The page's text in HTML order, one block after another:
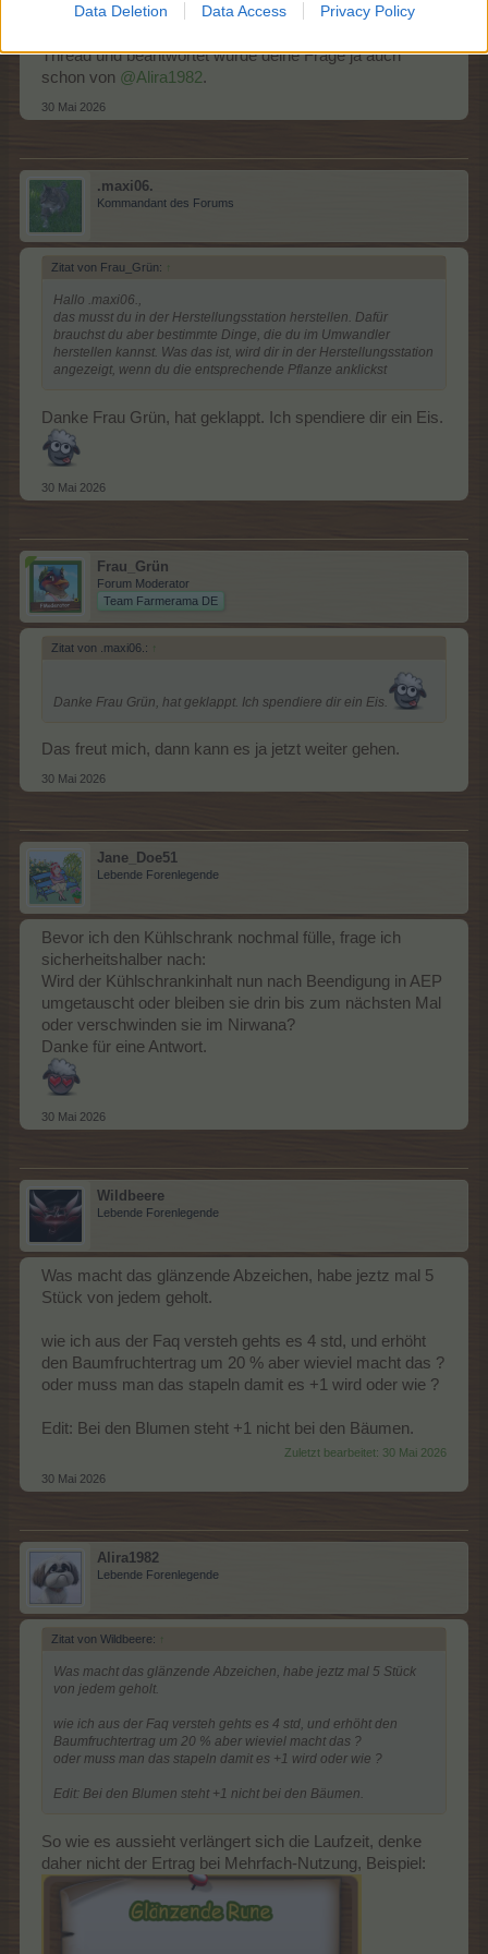
Data Deletion Data Access Privacy Policy
finden kann. Für die Zukunft bitte ich auch dich, diese zu
Thread und beantwortet wurde deine Frage ja auch
schon von @Alira1982.
30 Mai 2026
.maxi06.
Kommandant des Forums
Zitat von Frau_Grün: ↑
Hallo .maxi06.,
das musst du in der Herstellungsstation herstellen. Dafür
brauchst du aber bestimmte Dinge, die du im Umwandler
herstellen kannst. Was das ist, wird dir in der Herstellungsstation
angezeigt, wenn du die entsprechende Pflanze anklickst
Danke Frau Grün, hat geklappt. Ich spendiere dir ein Eis.
30 Mai 2026
Frau_Grün
Forum Moderator
Team Farmerama DE
Zitat von .maxi06.: ↑
Danke Frau Grün, hat geklappt. Ich spendiere dir ein Eis.
Das freut mich, dann kann es ja jetzt weiter gehen.
30 Mai 2026
Jane_Doe51
Lebende Forenlegende
Bevor ich den Kühlschrank nochmal fülle, frage ich
sicherheitshalber nach:
Wird der Kühlschrankinhalt nun nach Beendigung in AEP
umgetauscht oder bleiben sie drin bis zum nächsten Mal
oder verschwinden sie im Nirwana?
Danke für eine Antwort.
30 Mai 2026
Wildbeere
Lebende Forenlegende
Was macht das glänzende Abzeichen, habe jeztz mal 5
Stück von jedem geholt.
wie ich aus der Faq versteh gehts es 4 std, und erhöht
den Baumfruchtertrag um 20 % aber wieviel macht das ?
oder muss man das stapeln damit es +1 wird oder wie ?
Edit: Bei den Blumen steht +1 nicht bei den Bäumen.
Zuletzt bearbeitet: 30 Mai 2026
30 Mai 2026
Alira1982
Lebende Forenlegende
Zitat von Wildbeere: ↑
Was macht das glänzende Abzeichen, habe jeztz mal 5 Stück
von jedem geholt.
wie ich aus der Faq versteh gehts es 4 std, und erhöht den
Baumfruchtertrag um 20 % aber wieviel macht das ?
oder muss man das stapeln damit es +1 wird oder wie ?
Edit: Bei den Blumen steht +1 nicht bei den Bäumen.
So wie es aussieht verlängert sich die Laufzeit, denke
daher nicht der Ertrag bei Mehrfach-Nutzung, Beispiel: